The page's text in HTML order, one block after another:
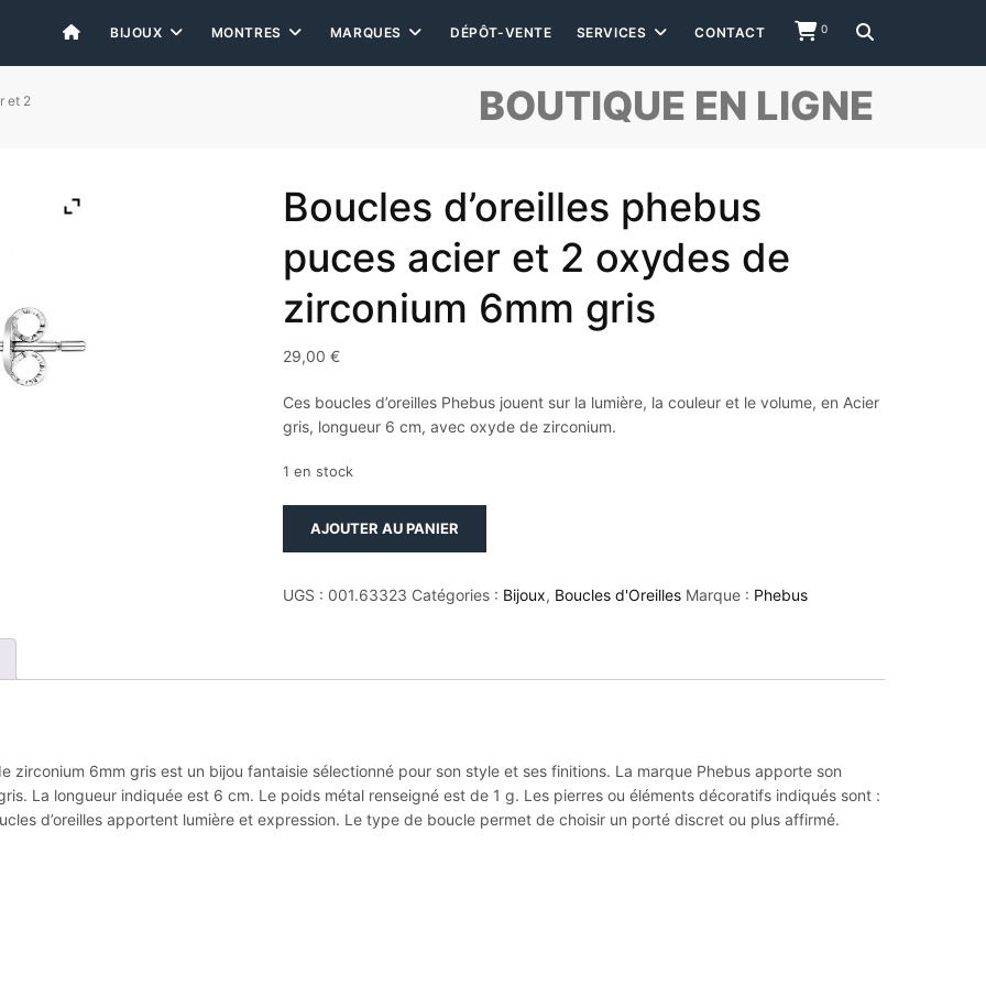
0
BIJOUX MONTRES MARQUES DÉPÔT-VENTE SERVICES CONTACT
BOUTIQUE EN LIGNE
et 2
Boucles d’oreilles phebus
puces acier et 2 oxydes de
zirconium 6mm gris
29,00 €
Ces boucles d’oreilles Phebus jouent sur la lumière, la couleur et le volume, en Acier
gris, longueur 6 cm, avec oxyde de zirconium.
1 en stock
d'oreilles
et
zirconium
6mm
gris
AJOUTER AU PANIER
UGS : 001.63323 Catégories : Bijoux, Boucles d'Oreilles Marque : Phebus
zirconium 6mm gris est un bijou fantaisie sélectionné pour son style et ses finitions. La marque Phebus apporte son
La longueur indiquée est 6 cm. Le poids métal renseigné est de 1 g. Les pierres ou éléments décoratifs indiqués sont :
d’oreilles apportent lumière et expression. Le type de boucle permet de choisir un porté discret ou plus affirmé.